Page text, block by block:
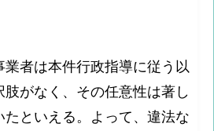
者は本件行政指導に従う以
がなく、その任意性は著し
たといえる。よって、違法な